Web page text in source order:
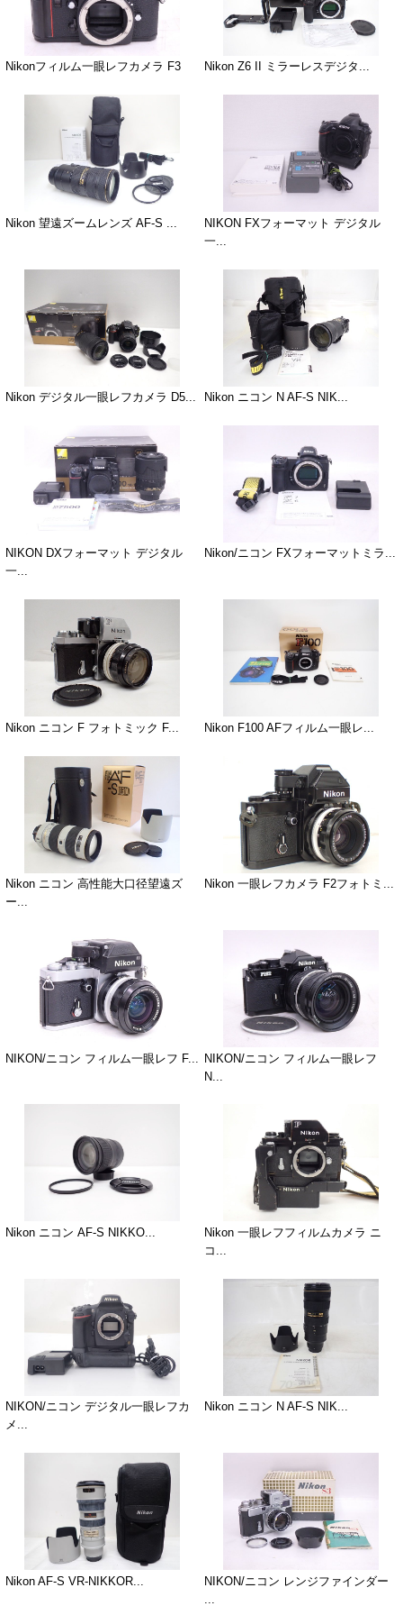
Nikonフィルム一眼レフカメラ F3 Nikon Z6 II ミラーレスデジタ...
Nikon 望遠ズームレンズ AF-S ...
NIKON FXフォーマット デジタル
一...
Nikon デジタル一眼レフカメラ D5... Nikon ニコン N AF-S NIK...
NIKON DXフォーマット デジタル
一...
Nikon/ニコン FXフォーマットミラ...
Nikon ニコン F フォトミック F... Nikon F100 AFフィルム一眼レ...
Nikon ニコン 高性能大口径望遠ズ
ー...
Nikon 一眼レフカメラ F2フォトミ...
NIKON/ニコン フィルム一眼レフ F...
NIKON/ニコン フィルム一眼レフ
N...
Nikon ニコン AF-S NIKKO...
Nikon 一眼レフフィルムカメラ ニ
コ...
NIKON/ニコン デジタル一眼レフカ
メ...
Nikon ニコン N AF-S NIK...
Nikon AF-S VR-NIKKOR...
NIKON/ニコン レンジファインダー